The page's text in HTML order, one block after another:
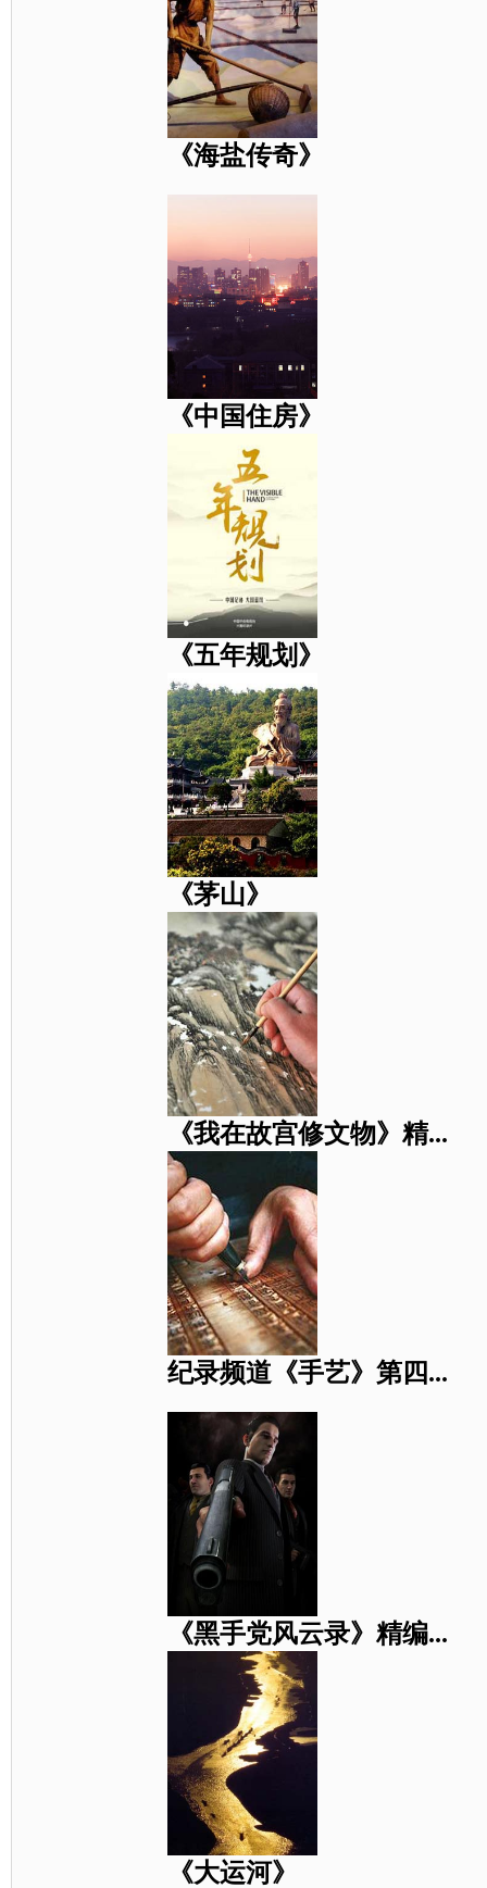
《海盐传奇》
《中国住房》
《五年规划》
《茅山》
《我在故宫修文物》精...
纪录频道《手艺》第四...
《黑手党风云录》精编...
《大运河》